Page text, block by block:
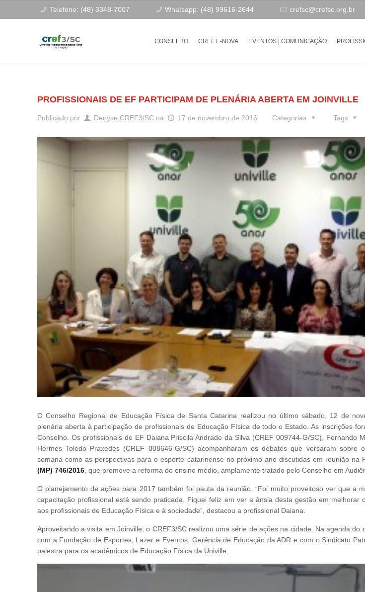
Telefone: (48) 3348-7007 Whatsapp: (48) 99616-2644 crefsc@crefsc.org.br
CONSELHO CREF E-NOVA EVENTOS | COMUNICAÇÃO
PROFISSIONAIS DE EF PARTICIPAM DE PLENÁRIA ABERTA EM JOINVILLE
Publicado por Denyse CREF3/SC na 17 de novembro de 2016 Categorias Tags
O Conselho Regional de Educação Física de Santa Catarina realizou no último sábado, 12 de
plenária aberta à participação de profissionais de Educação Física de todo o Estado. As inscrições
Conselho. Os profissionais de EF Daiana Priscila Andrade da Silva (CREF 009744-G/SC), Fernando
Hermes Toledo Praxedes (CREF 008646-G/SC) acompanharam os debates que versaram sobre
semana como as perspectivas para o esporte catarinense no próximo ano discutidas em reunião na
(MP) 746/2016, que promove a reforma do ensino médio, amplamente tratado pelo Conselho em
O planejamento de ações para 2017 também foi pauta da reunião. “Foi muito proveitoso ver que a
capacitação profissional está sendo praticada. Fiquei feliz em ver a ânsia desta gestão em melhorar
aos profissionais de Educação Física e à sociedade”, destacou a profissional Daiana.
Aproveitando a visita em Joinville, o CREF3/SC realizou uma série de ações na cidade. Na agenda do
com a Fundação de Esportes, Lazer e Eventos, Gerência de Educação da ADR e com o Sindicato
palestra para os acadêmicos de Educação Física da Univille.